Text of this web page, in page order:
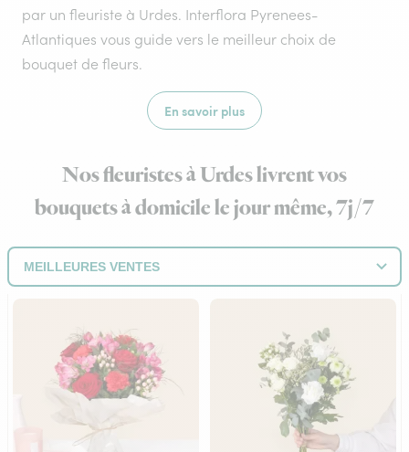
par un fleuriste à Urdes. Interflora Pyrenees-
Atlantiques vous guide vers le meilleur choix de
bouquet de fleurs.
En savoir plus
Nos fleuristes à Urdes livrent vos
bouquets à domicile le jour même, 7j/7